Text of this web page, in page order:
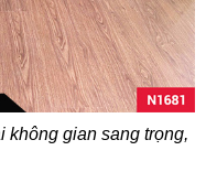
không gian sang trọng,